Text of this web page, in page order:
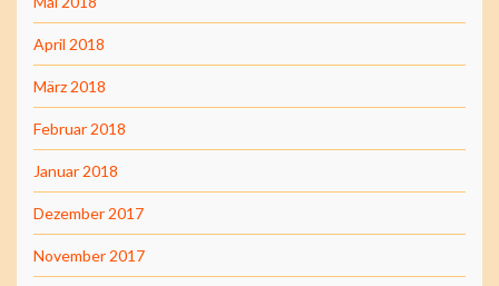
April 2018
März 2018
Februar 2018
Januar 2018
Dezember 2017
November 2017